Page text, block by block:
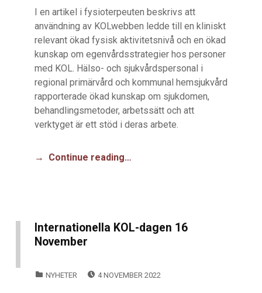
I en artikel i fysioterpeuten beskrivs att
användning av KOLwebben ledde till en kliniskt
relevant ökad fysisk aktivitetsnivå och en ökad
kunskap om egenvårdsstrategier hos personer
med KOL. Hälso- och sjukvårdspersonal i
regional primärvård och kommunal hemsjukvård
rapporterade ökad kunskap om sjukdomen,
behandlingsmetoder, arbetssätt och att
verktyget är ett stöd i deras arbete.
Continue reading…
Internationella KOL-dagen 16
November
NYHETER
4 NOVEMBER 2022